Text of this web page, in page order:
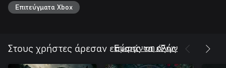
Επιτεύγματα Xbox
Στους χρήστες άρεσαν επίσης τα εξής
Εμφάνιση όλων